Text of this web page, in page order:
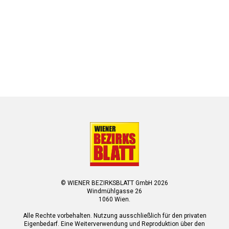
© WIENER BEZIRKSBLATT GmbH 2026
Windmühlgasse 26
1060 Wien.
Alle Rechte vorbehalten. Nutzung ausschließlich für den privaten
Eigenbedarf. Eine Weiterverwendung und Reproduktion über den